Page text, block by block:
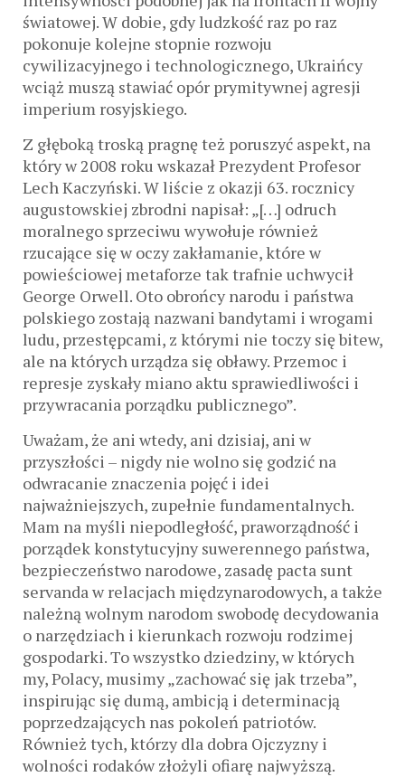
światowej. W dobie, gdy ludzkość raz po raz
pokonuje kolejne stopnie rozwoju
cywilizacyjnego i technologicznego, Ukraińcy
wciąż muszą stawiać opór prymitywnej agresji
imperium rosyjskiego.
Z głęboką troską pragnę też poruszyć aspekt, na
który w 2008 roku wskazał Prezydent Profesor
Lech Kaczyński. W liście z okazji 63. rocznicy
augustowskiej zbrodni napisał: „[…] odruch
moralnego sprzeciwu wywołuje również
rzucające się w oczy zakłamanie, które w
powieściowej metaforze tak trafnie uchwycił
George Orwell. Oto obrońcy narodu i państwa
polskiego zostają nazwani bandytami i wrogami
ludu, przestępcami, z którymi nie toczy się bitew,
ale na których urządza się obławy. Przemoc i
represje zyskały miano aktu sprawiedliwości i
przywracania porządku publicznego”.
Uważam, że ani wtedy, ani dzisiaj, ani w
przyszłości – nigdy nie wolno się godzić na
odwracanie znaczenia pojęć i idei
najważniejszych, zupełnie fundamentalnych.
Mam na myśli niepodległość, praworządność i
porządek konstytucyjny suwerennego państwa,
bezpieczeństwo narodowe, zasadę pacta sunt
servanda w relacjach międzynarodowych, a także
należną wolnym narodom swobodę decydowania
o narzędziach i kierunkach rozwoju rodzimej
gospodarki. To wszystko dziedziny, w których
my, Polacy, musimy „zachować się jak trzeba”,
inspirując się dumą, ambicją i determinacją
poprzedzających nas pokoleń patriotów.
Również tych, którzy dla dobra Ojczyzny i
wolności rodaków złożyli ofiarę najwyższą.